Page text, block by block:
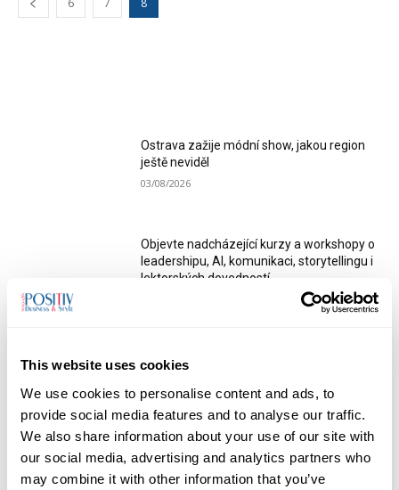
This website uses cookies
We use cookies to personalise content and ads, to
provide social media features and to analyse our traffic.
We also share information about your use of our site with
our social media, advertising and analytics partners who
may combine it with other information that you’ve
Ostrava zažije módní show, jakou region
ještě neviděl
03/08/2026
Objevte nadcházející kurzy a workshopy o
leadershipu, AI, komunikaci, storytellingu i
lektorských dovedností
dětského oblečení, které roste spolu s
28/07/2026
Majitel fakturuje vlastní firmě. Kdy jde o
podnikání a kdy už hrozí doměření
odvodů?